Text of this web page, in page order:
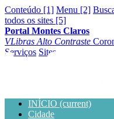
Conteúdo [1] Menu [2]
todos os sites [5]
Portal Montes Claros
VLibras Alto Contraste
Serviços Sites
INÍCIO (current)
Cidade